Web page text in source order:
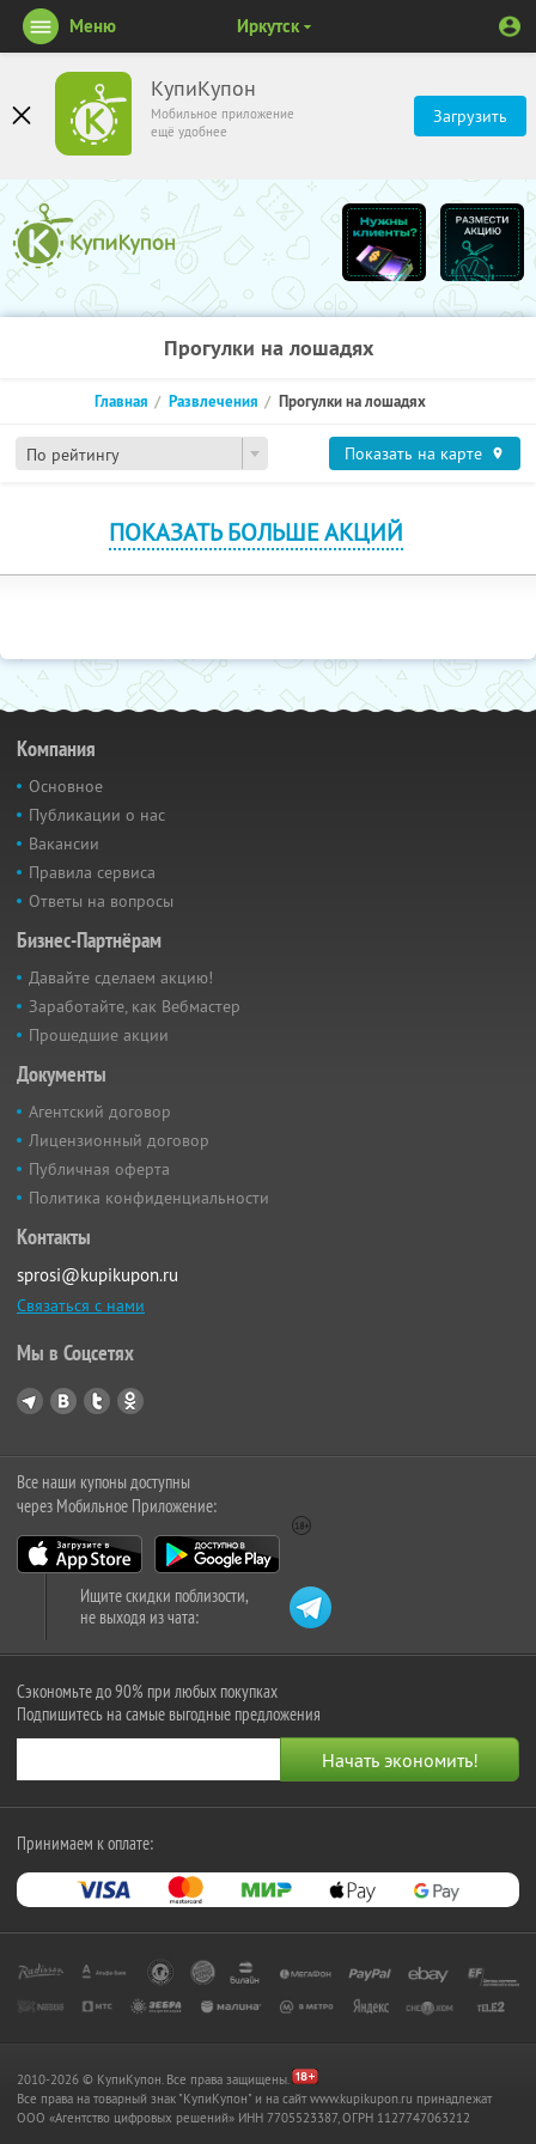
КупиКупон
Мобильное приложение
ещё удобнее
Загрузить
Меню Иркутск
Прогулки на лошадях
По рейтингу
Главная Развлечения Прогулки на лошадях
Показать на карте
ПОКАЗАТЬ БОЛЬШЕ АКЦИЙ
Компания
Основное
Публикации о нас
Вакансии
Правила сервиса
Ответы на вопросы
Бизнес-Партнёрам
Давайте сделаем акцию!
Заработайте, как Вебмастер
Прошедшие акции
Документы
Агентский договор
Лицензионный договор
Публичная оферта
Политика конфиденциальности
Контакты
sprosi@kupikupon.ru
Связаться с нами
Мы в Соцсетях
Все наши купоны доступны
через Мобильное Приложение:
Ищите скидки поблизости,
не выходя из чата:
Сэкономьте до 90% при любых покупках
Подпишитесь на самые выгодные предложения
Принимаем к оплате:
2010-2026 © КупиКупон. Все права защищены.
Все права на товарный знак "КупиКупон" и на сайт www.kupikupon.ru принадлежат
OOO «Агентство цифровых решений» ИНН 7705523387, ОГРН 1127747063212